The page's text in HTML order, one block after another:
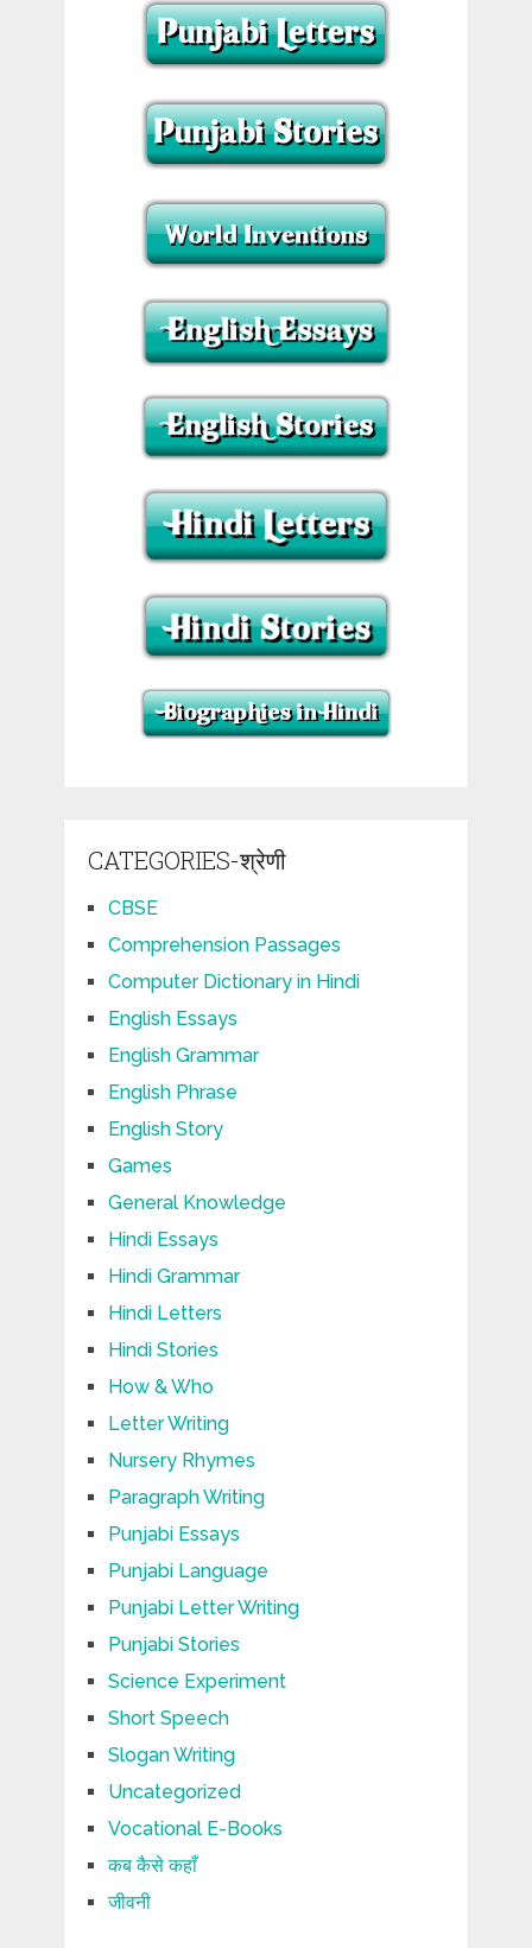
CATEGORIES-श्रेणी
CBSE
Comprehension Passages
Computer Dictionary in Hindi
English Essays
English Grammar
English Phrase
English Story
Games
General Knowledge
Hindi Essays
Hindi Grammar
Hindi Letters
Hindi Stories
How & Who
Letter Writing
Nursery Rhymes
Paragraph Writing
Punjabi Essays
Punjabi Language
Punjabi Letter Writing
Punjabi Stories
Science Experiment
Short Speech
Slogan Writing
Uncategorized
Vocational E-Books
कब कैसे कहाँ
जीवनी